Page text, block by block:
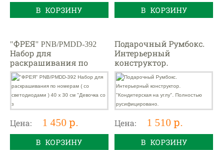
В КОРЗИНУ В КОРЗИНУ
"ФРЕЯ" PNB/PMDD-392
Набор для
раскрашивания по
номерам ( со
светодиодами ) 40 х 30
см "Девочка со з
Цена: 1 450 р.
В КОРЗИНУ
Подарочный Румбокс.
Интерьерный
конструктор.
"Кондитерская на углу".
Полностью
русифицировано.
Цена: 1 510 р.
В КОРЗИНУ